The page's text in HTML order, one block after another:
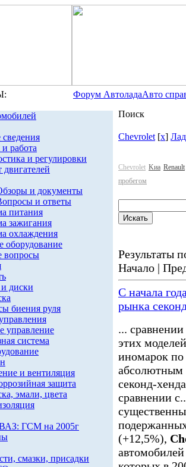
Форум АвтоладаАвто
работа
и регулировки
двигателей
и документы
и ответы
питания
зажигания
охлаждения
оборудование
вопросы
диски
биения руля
управление
система
и вентиляция
защита
эмали, цвета
ГСМ на 2005г
смазки, присадки
Поиск
Chevrolet [x]
Chevrolet Kиа Renault
пробегом
Результаты
Начало |
С начала
рынка
...
этих
иномарок
абсолютным
секонд-
сравнении
(+12,5%),